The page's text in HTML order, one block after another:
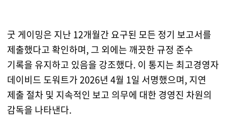
굿 게이밍은 지난 12개월간 요구된 모든 정기 보고서를
제출했다고 확인하며, 그 외에는 깨끗한 규정 준수
기록을 유지하고 있음을 강조했다. 이 통지는 최고경영자
데이비드 도워트가 2026년 4월 1일 서명했으며, 지연
제출 절차 및 지속적인 보고 의무에 대한 경영진 차원의
감독을 나타낸다.